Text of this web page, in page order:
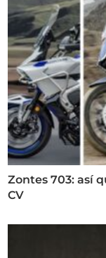
Zontes 703: así
CV